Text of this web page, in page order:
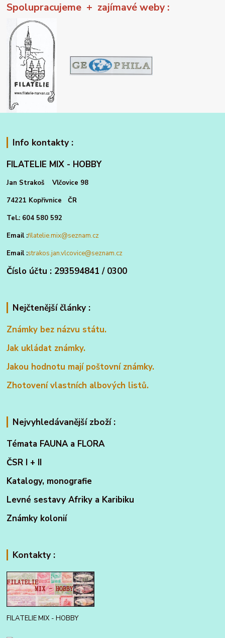
Spolupracujeme + zajímavé weby :
Info kontakty :
FILATELIE MIX - HOBBY
Jan Strakoš Vlčovice 98
74221 Kopřivnice ČR
Tel.: 604 580 592
Email :filatelie.mix@seznam.cz
Email :strakos.jan.vlcovice@seznam.cz
Číslo účtu : 293594841 / 0300
Nejčtenější články :
Známky bez názvu státu.
Jak ukládat známky.
Jakou hodnotu mají poštovní známky.
Zhotovení vlastních albových listů.
Nejvyhledávanější zboží :
Témata FAUNA a FLORA
ČSR I + II
Katalogy, monografie
Levné sestavy Afriky a Karibiku
Známky kolonií
Kontakty :
FILATELIE MIX - HOBBY